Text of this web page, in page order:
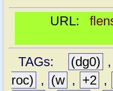
URL:
TAGs: (dg0) ,
roc)
, (w , +2 ,